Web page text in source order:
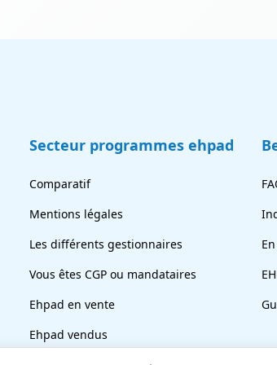
Secteur programmes ehpad
Comparatif
Mentions légales
Les différents gestionnaires
Vous êtes CGP ou mandataires
Ehpad en vente
Ehpad vendus